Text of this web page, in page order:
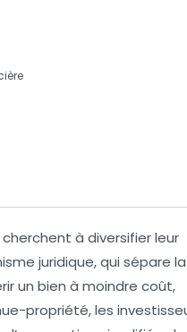
à diversifier leur
juridique, qui sépare la
un bien à moindre coût,
propriété, les